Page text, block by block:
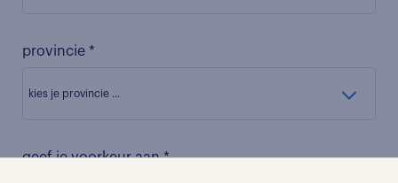
provincie *
geef je voorkeur aan *